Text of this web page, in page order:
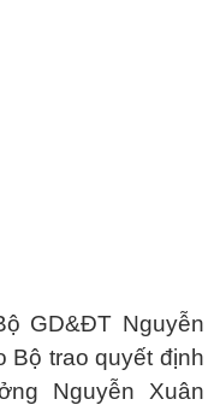
GD&ĐT Nguyễn
Bộ trao quyết định
Nguyễn Xuân